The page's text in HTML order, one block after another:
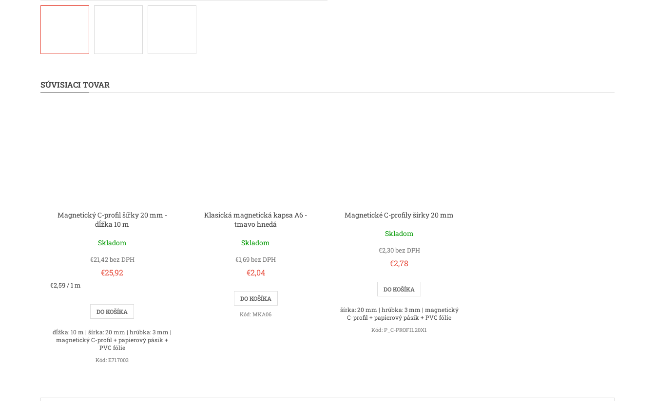
SÚVISIACI TOVAR
Magnetický C-profil šířky 20 mm -
dĺžka 10 m
Skladom
€21,42 bez DPH
€25,92
Jednotková
€2,59 / 1 m
DO KOŠÍKA
dĺžka: 10 m | šírka: 20 mm | hrúbka: 3 mm |
magnetický C-profil + papierový pásik +
PVC fólie
Kód:E717003
Klasická magnetická kapsa A6 -
tmavo hnedá
Skladom
€1,69 bez DPH
€2,04
DO KOŠÍKA
Kód:MKA06
Magnetické C-profily šírky 20 mm
Skladom
€2,30 bez DPH
€2,78
DO KOŠÍKA
šírka: 20 mm | hrúbka: 3 mm | magnetický
C-profil + papierový pásik + PVC fólie
Kód:P_C-PROFIL20X1